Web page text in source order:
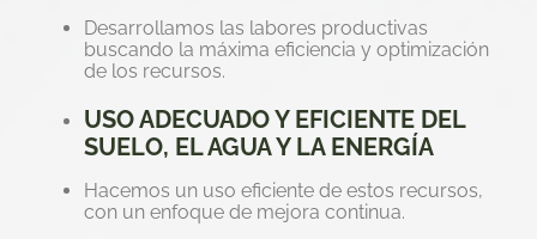
Desarrollamos las labores productivas
buscando la máxima eficiencia y optimización
de los recursos.
USO ADECUADO Y EFICIENTE DEL
SUELO, EL AGUA Y LA ENERGÍA
Hacemos un uso eficiente de estos recursos,
con un enfoque de mejora continua.